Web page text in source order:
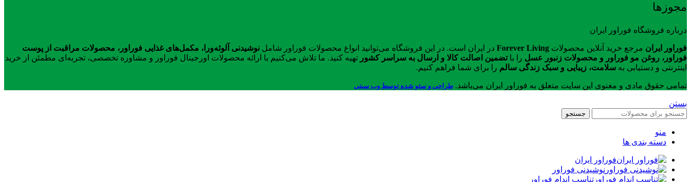
مجوزها
درباره فروشگاه فوراور ایران
فوراور ایران مرجع خرید آنلاین محصولات Forever Living در ایران است. در این فروشگاه می‌توانید انواع محصولات فوراور شامل نوشیدنی آلوئه‌ورا، مکمل‌های غذایی فوراور، محصولات مراقبت از پوست
فوراور، روغن مو فوراور و محصولات زنبور عسل را باتضمین اصالت کالا و ارسال به سراسر کشور تهیه کنید. ما تلاش می‌کنیم با ارائه محصولات اورجینال فوراور و مشاوره تخصصی، تجربه‌ای مطمئن از خرید
اینترنتی و دستیابی به سلامت، زیبایی و سبک زندگی سالم را برای شما فراهم کنیم.
تمامی حقوق مادی و معنوی این سایت متعلق به فوراور ایران می‌باشد. طراحی و سئو شده توسط وب سیتی
بستن
جستجو
منو
دسته بندی ها
فوراور ایران
نوشیدنی فوراور
تناسب اندام فوراور